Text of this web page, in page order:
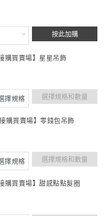
按此加購
購買賣場】星星吊飾
選擇規格和數量
購買賣場】零錢包吊飾
選擇規格和數量
購買賣場】甜感點點髮圈